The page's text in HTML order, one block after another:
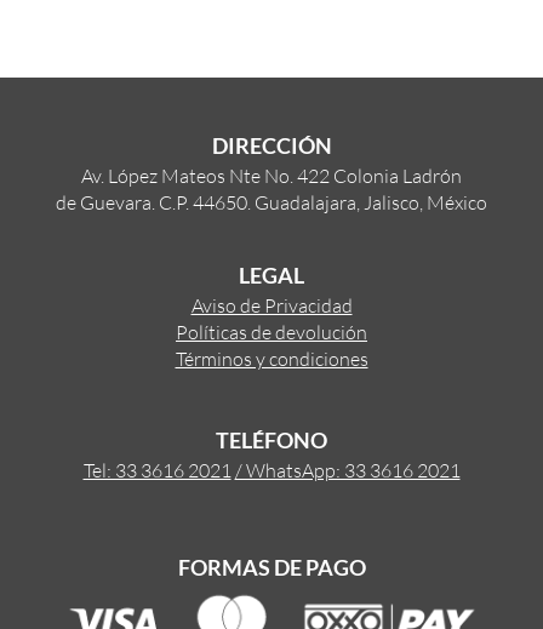
DIRECCIÓN
Av. López Mateos Nte No. 422 Colonia Ladrón
de Guevara. C.P. 44650. Guadalajara, Jalisco, México
LEGAL
Aviso de Privacidad
Políticas de devolución
Términos y condiciones
TELÉFONO
Tel: 33 3616 2021 / WhatsApp: 33 3616 2021
FORMAS DE PAGO